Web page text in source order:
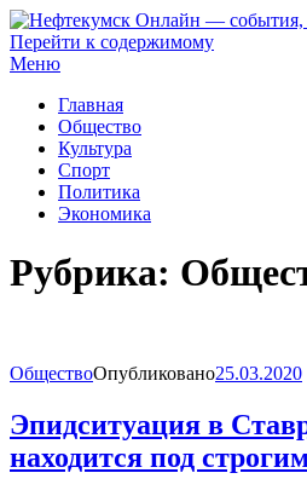
Нефтекумск Онлайн — события,
Перейти к содержимому
Меню
Главная
Общество
Культура
Спорт
Политика
Экономика
Рубрика:
ОбществоОпубликовано25.03.2020
Эпидситуация в
находится под